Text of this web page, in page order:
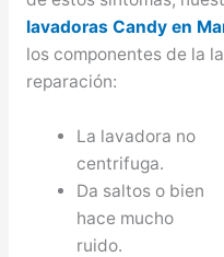
lavadoras Candy en
los componentes de la
reparación:
La lavadora no
centrifuga.
Da saltos o bien
hace mucho
ruido.